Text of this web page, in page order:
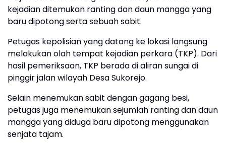
kejadian ditemukan ranting dan daun mangga yang
baru dipotong serta sebuah sabit.
Petugas kepolisian yang datang ke lokasi langsung
melakukan olah tempat kejadian perkara (TKP). Dari
hasil pemeriksaan, TKP berada di aliran sungai di
pinggir jalan wilayah Desa Sukorejo.
Selain menemukan sabit dengan gagang besi,
petugas juga menemukan sejumlah ranting dan daun
mangga yang diduga baru dipotong menggunakan
senjata tajam.